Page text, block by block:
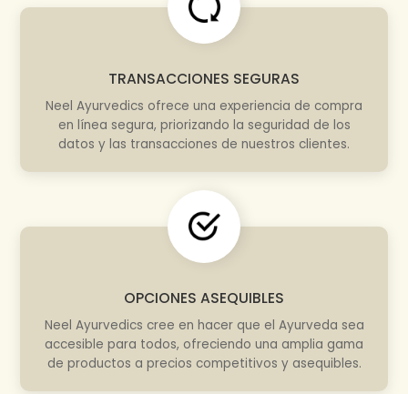
TRANSACCIONES SEGURAS
Neel Ayurvedics ofrece una experiencia de compra
en línea segura, priorizando la seguridad de los
datos y las transacciones de nuestros clientes.
OPCIONES ASEQUIBLES
Neel Ayurvedics cree en hacer que el Ayurveda sea
accesible para todos, ofreciendo una amplia gama
de productos a precios competitivos y asequibles.